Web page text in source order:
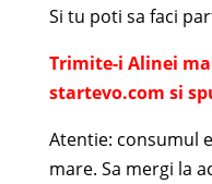
Si tu poti sa faci
Trimite-i Alinei
startevo.com si
Atentie: consumul
mare. Sa mergi la